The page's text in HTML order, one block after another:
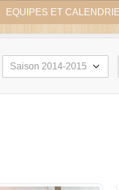
EQUIPES ET